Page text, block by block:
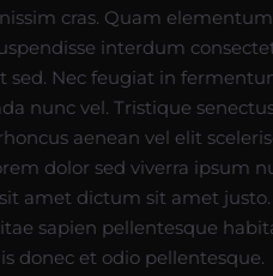
cras. Quam
interdum
sed. Nec feugiat in
nunc vel. Tristique
aenean vel elit
dolor sed viverra ipsum
amet dictum sit amet
sapien pellentesque
donec et odio pellentesque.